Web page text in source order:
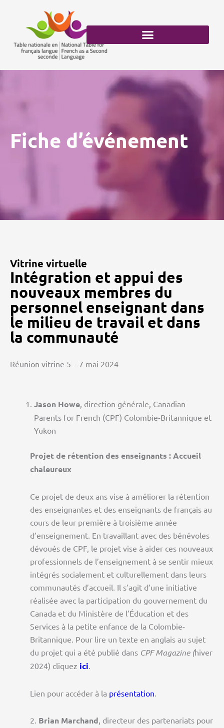
contenu
Fiche d’événement
Vitrine virtuelle
Intégration et appui des
nouveaux membres du
personnel enseignant dans
le milieu de travail et dans
la communauté
Réunion vitrine 5 – 7 mai 2024
Jason Howe, direction générale, Canadian
Parents for French (CPF) Colombie-Britannique et
Yukon
Projet de rétention des enseignants : Accueil
chaleureux
Ce projet de deux ans vise à améliorer la rétention
des enseignantes et des enseignants de français au
cours de leur première à troisième année
d’enseignement. En travaillant avec des bénévoles
dévoués de CPF, le projet vise à aider ces nouveaux
professionnels de l’enseignement à se sentir mieux
intégrés socialement et culturellement dans leurs
communautés d’accueil. Il s’agit d’une initiative
réalisée avec la participation du gouvernement du
Canada et du Ministère de l’Éducation et des
Services à la petite enfance de la Colombie-
Britannique. Pour lire un texte en anglais au sujet
du projet qui a été publié dans CPF Magazine (hiver
2024) cliquez ici.
Lien pour accéder à la présentation.
2. Brian Marchand, directeur des partenariats pour